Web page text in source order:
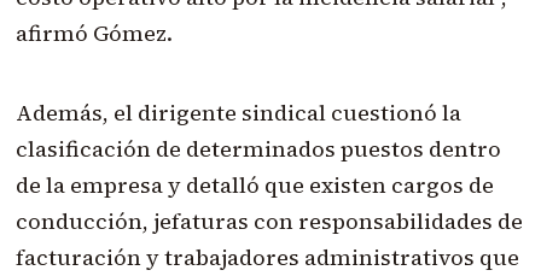
afirmó Gómez.
Además, el dirigente sindical cuestionó la
clasificación de determinados puestos dentro
de la empresa y detalló que existen cargos de
conducción, jefaturas con responsabilidades de
facturación y trabajadores administrativos que